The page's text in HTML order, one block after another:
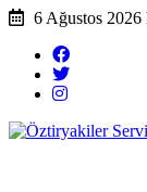
6 Ağustos 2026